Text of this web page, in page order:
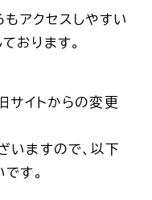
泌・糖尿病・代
精神科
泌尿器科
感染症内科
もアクセスしやすい
おります。
サイトからの変更
いますので、以下
す。